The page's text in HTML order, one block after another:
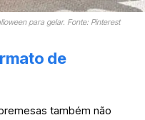
para gelar. Fonte: Pinterest
de
também não